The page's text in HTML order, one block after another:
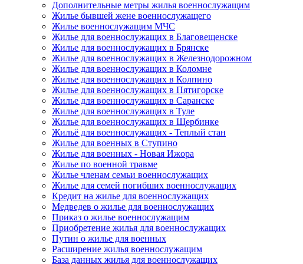
Дополнительные метры жилья военнослужащим
Жилье бывшей жене военнослужащего
Жилье военнослужащим МЧС
Жилье для военнослужащих в Благовещенске
Жилье для военнослужащих в Брянске
Жилье для военнослужащих в Железнодорожном
Жилье для военнослужащих в Коломне
Жилье для военнослужащих в Колпино
Жилье для военнослужащих в Пятигорске
Жилье для военнослужащих в Саранске
Жилье для военнослужащих в Туле
Жилье для военнослужащих в Щербинке
Жильё для военнослужащих - Теплый стан
Жилье для военных в Ступино
Жилье для военных - Новая Ижора
Жилье по военной травме
Жилье членам семьи военнослужащих
Жилье для семей погибших военнослужащих
Кредит на жилье для военнослужащих
Медведев о жилье для военнослужащих
Приказ о жилье военнослужащим
Приобретение жилья для военнослужащих
Путин о жилье для военных
Расширение жилья военнослужащим
База данных жилья для военнослужащих